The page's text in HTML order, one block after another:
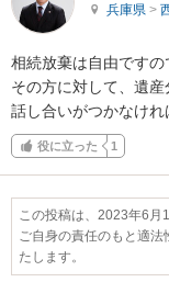
兵庫県 >
相続放棄は自由ですの
その方に対して、遺産
話し合いがつかなけれ
役に立った 1
この投稿は、2023年6月
ご自身の責任のもと適
たします。